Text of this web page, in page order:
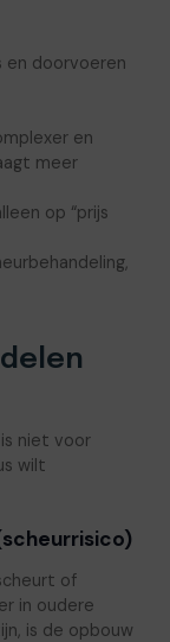
en doorvoeren
en
meer
op “prijs
niet voor
wilt
of
in oudere
is de opbouw